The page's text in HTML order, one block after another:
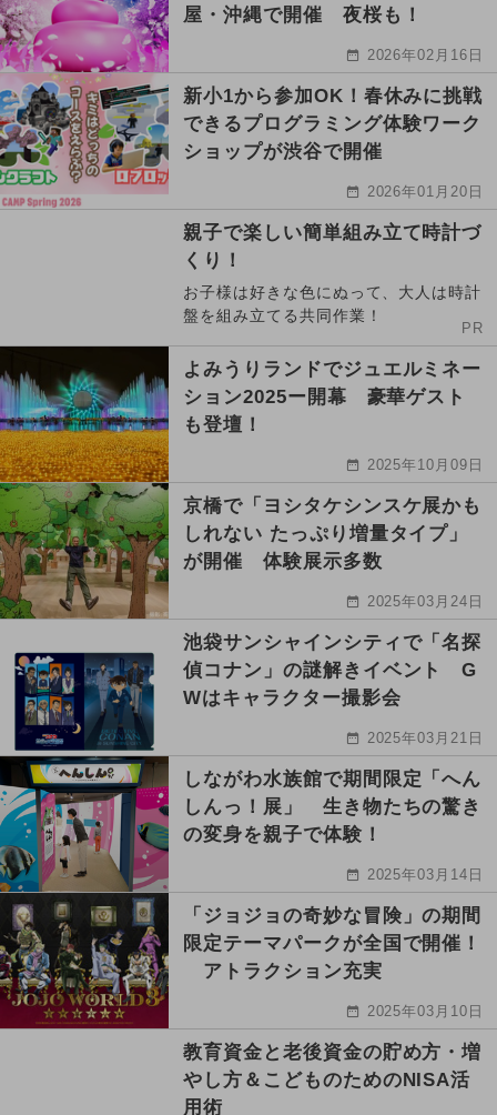
屋・沖縄で開催 夜桜も！
2026年02月16日
新小1から参加OK！春休みに挑戦
できるプログラミング体験ワーク
ショップが渋谷で開催
2026年01月20日
親子で楽しい簡単組み立て時計づ
くり！
お子様は好きな色にぬって、大人は時計
盤を組み立てる共同作業！
PR
よみうりランドでジュエルミネー
ション2025ー開幕 豪華ゲスト
も登壇！
2025年10月09日
京橋で「ヨシタケシンスケ展かも
しれない たっぷり増量タイプ」
が開催 体験展示多数
2025年03月24日
池袋サンシャインシティで「名探
偵コナン」の謎解きイベント G
Wはキャラクター撮影会
2025年03月21日
しながわ水族館で期間限定「へん
しんっ！展」 生き物たちの驚き
の変身を親子で体験！
2025年03月14日
「ジョジョの奇妙な冒険」の期間
限定テーマパークが全国で開催！
アトラクション充実
2025年03月10日
教育資金と老後資金の貯め方・増
やし方＆こどものためのNISA活
用術